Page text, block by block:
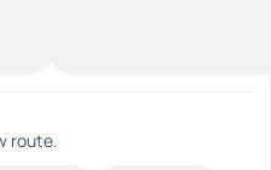
route.